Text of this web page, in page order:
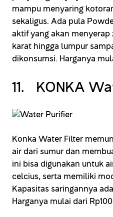
mampu menyaring
sekaligus. Ada pula
aktif yang akan menyerap
karat hingga lumpur
dikonsumsi. Harganya
11. KONKA
Konka Water Filter
air dari sumur dan
ini bisa digunakan untuk
celcius, serta memiliki
Kapasitas saringannya
Harganya mulai dari